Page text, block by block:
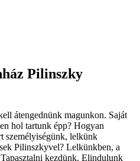
Pilinszky
átengednünk magunkon. Saját
hol tartunk épp? Hogyan
személyiségünk, lelkünk
Pilinszkyvel? Lelkünkben, a
kezdünk. Elindulunk